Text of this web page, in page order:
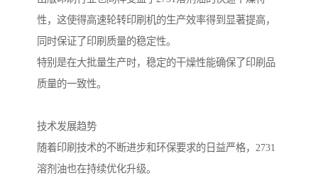
性，这使得高速轮转印刷机的生产效率得到显著提高，
同时保证了印刷质量的稳定性。
特别是在大批量生产时，稳定的干燥性能确保了印刷品
质量的一致性。
技术发展趋势
随着印刷技术的不断进步和环保要求的日益严格，2731
溶剂油也在持续优化升级。